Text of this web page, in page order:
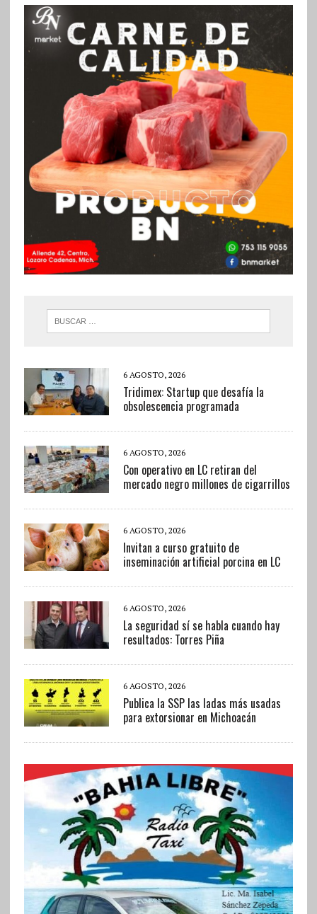
6 AGOSTO, 2026
Tridimex: Startup que desafía la
obsolescencia programada
6 AGOSTO, 2026
Con operativo en LC retiran del
mercado negro millones de cigarrillos
6 AGOSTO, 2026
Invitan a curso gratuito de
inseminación artificial porcina en LC
6 AGOSTO, 2026
La seguridad sí se habla cuando hay
resultados: Torres Piña
6 AGOSTO, 2026
Publica la SSP las ladas más usadas
para extorsionar en Michoacán